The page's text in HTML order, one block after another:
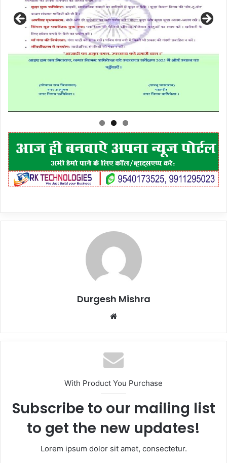
Durgesh Mishra
Website
With Product You Purchase
Subscribe to our mailing list
to get the new updates!
Lorem ipsum dolor sit amet, consectetur.